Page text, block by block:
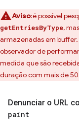
Aviso:é possível
getEntriesByType,
armazenadas em
observador de
medida que são
duração com mais de
Denunciar o URL
paint